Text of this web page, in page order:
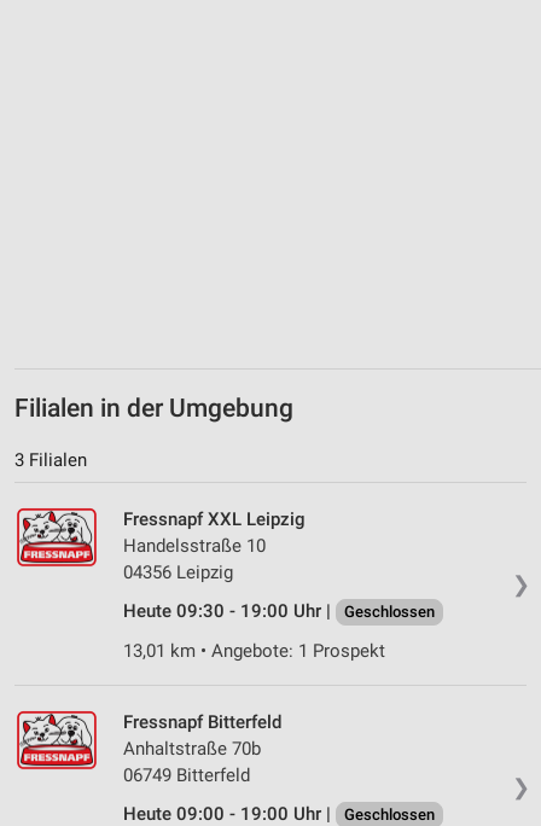
Filialen in der Umgebung
3 Filialen
❯
Fressnapf XXL Leipzig
Handelsstraße 10
04356 Leipzig
Heute 09:30 - 19:00 Uhr |
Geschlossen
13,01 km • Angebote: 1 Prospekt
❯
Fressnapf Bitterfeld
Anhaltstraße 70b
06749 Bitterfeld
Heute 09:00 - 19:00 Uhr |
Geschlossen
Kombinationen von Daten aus verschiedenen
Quellen
Entwicklung und Verbesserung der Angebote
Verwendung reduzierter Daten zur Auswahl von
Verwendung genauer Standortdaten
Geräte anhand von aktiv angeforderten